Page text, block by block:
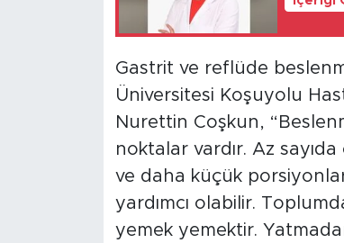
Gastrit ve reflüde
Üniversitesi Koşuyolu
Nurettin Coşkun,
noktalar vardır. Az
ve daha küçük
yardımcı olabilir.
yemek yemektir.